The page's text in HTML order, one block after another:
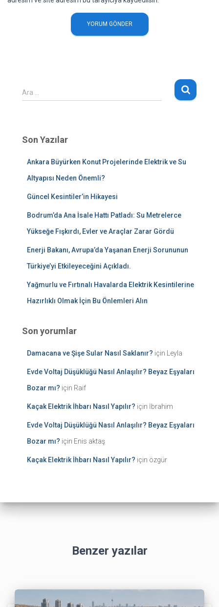
A
r
:
Ara …
Son Yazılar
Ankara Büyürken Konut Projelerinde Elektrik ve Su
Altyapısı Neden Önemli?
Güncel Kesintiler’in Hikayesi
Bodrum’da Ana İsale Hattı Patladı: Su Metrelerce
Yükseğe Fışkırdı, Evler ve Araçlar Zarar Gördü
Enerji Bakanı, Avrupa’da Yaşanan Enerji Sorununun
Türkiye’yi Etkileyeceğini Açıkladı.
Yağmurlu ve Fırtınalı Havalarda Elektrik Kesintilerine
Hazırlıklı Olmak İçin Bu Önlemleri Alın
Son yorumlar
Damacana ve Şişe Sular Nasıl Saklanır? için Leyla
Evde Voltaj Düşüklüğü Nasıl Anlaşılır? Beyaz Eşyaları
Bozar mı? için Raif
Kaçak Elektrik İhbarı Nasıl Yapılır? için İbrahim
Evde Voltaj Düşüklüğü Nasıl Anlaşılır? Beyaz Eşyaları
Bozar mı? için Enis aktaş
Kaçak Elektrik İhbarı Nasıl Yapılır? için özgür
Benzer yazılar